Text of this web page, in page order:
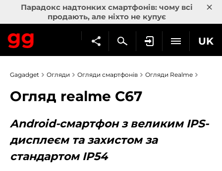
Парадокс надтонких смартфонів: чому всі
продають, але ніхто не купує
×
UK
Gagadget Огляди Огляди смартфонів Огляди Realme
Огляд realme C67
Android-смартфон з великим IPS-
дисплеєм та захистом за
стандартом IP54